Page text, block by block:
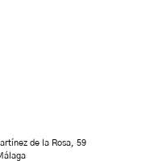
de la Rosa, 59